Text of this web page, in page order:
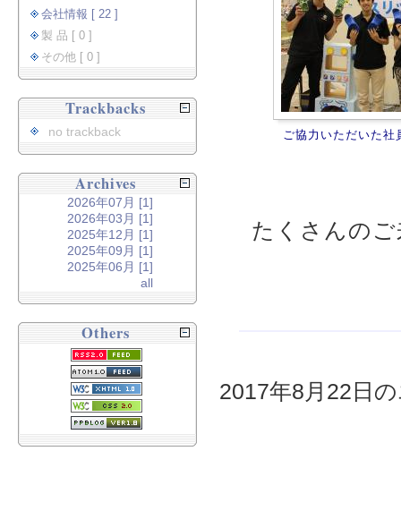
ご協力いただいた社
たくさんの
2017年8月22日
会社情報 [ 22 ]
製 品 [ 0 ]
その他 [ 0 ]
Trackbacks
no trackback
Archives
2026年07月 [1]
2026年03月 [1]
2025年12月 [1]
2025年09月 [1]
2025年06月 [1]
all
Others